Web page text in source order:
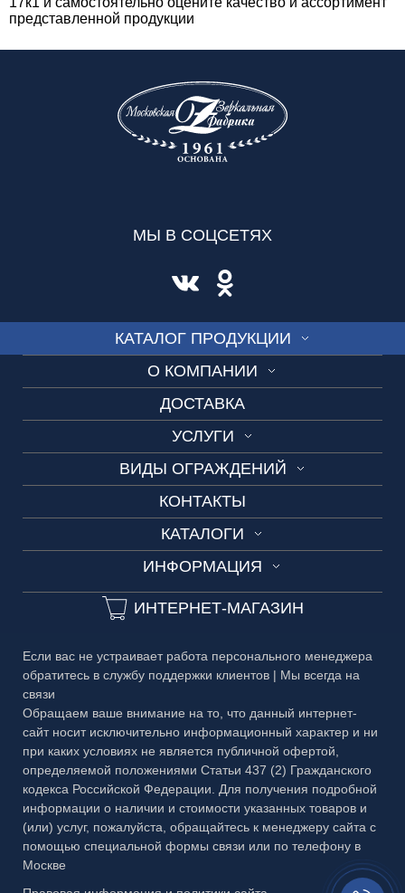
представленной продукции
КАТАЛОГ ПРОДУКЦИИ
ДУШЕВЫЕ
БАГЕТ
О КОМПАНИИ
Правовая информация
Вакансии
3D-тур на производство
ДОСТАВКА
УСЛУГИ
Алмазная гравировка
Изготовление по шаблону
Вызов менеджера
Замеры и консультации
Разработка дизайн-проекта
У-Ф Печать
Обработка стекла
Фрезеровка
Тканевый триплекс
ВИДЫ ОГРАЖДЕНИЙ
Алюминиевые ограждения
Цельностеклянные ограждения
Фурнитура для ограждений
Мобильные ограждения
Офисные ограждения с жалюзи
Ограждения безрамные Dorma
Ограждения на столы
Противопожарные ограждения
Раздвижные ограждения
КОНТАКТЫ
КАТАЛОГИ
Каталог №1 Зеркальные изделия
Каталог №2 Мебель из стекла
Каталог №4 Витражи
Каталог №6 Металлоконструкции
Каталог №7 Матовые рисунки
Каталог №8 Скинали и кухонные фартуки
Каталог №9 Алмазная гравировка
ИНФОРМАЦИЯ
Технические условия
Частые вопросы
Публичная оферта
Правовая информация
ИНТЕРНЕТ-МАГАЗИН
МЫ В СОЦСЕТЯХ
Если вас не устраивает работа персонального менеджера
обратитесь в службу поддержки клиентов | Мы всегда на
связи
Обращаем ваше внимание на то, что данный интернет-
сайт носит исключительно информационный характер и ни
при каких условиях не является публичной офертой,
определяемой положениями Статьи 437 (2) Гражданского
кодекса Российской Федерации. Для получения подробной
информации о наличии и стоимости указанных товаров и
(или) услуг, пожалуйста, обращайтесь к менеджеру сайта с
помощью специальной формы связи или по телефону в
Москве